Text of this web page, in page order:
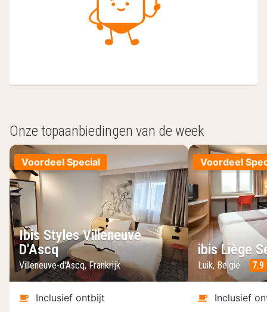
Onze topaanbiedingen van de week
Voordeel Special
Ibis Styles Villeneuve
D'Ascq
Villeneuve-d'Ascq, Frankrijk
Inclusief ontbijt
Voordeel
ibis Liège
Luik, België 7.9
Inclusief